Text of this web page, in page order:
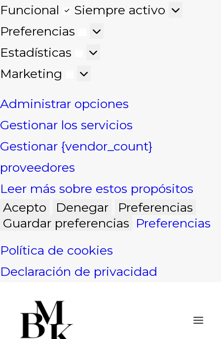
Funcional
Funcional
Siempre activo
Preferencias
Preferencias
Estadísticas
Estadísticas
Marketing
Marketing
Administrar opciones
Gestionar los servicios
Gestionar {vendor_count}
proveedores
Leer más sobre estos propósitos
Acepto
Denegar
Preferencias
Guardar preferencias Preferencias
Política de cookies
Declaración de privacidad